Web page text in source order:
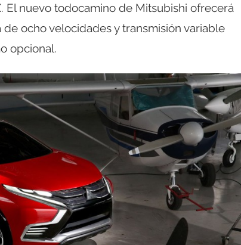
El nuevo todocamino de Mitsubishi ofrecerá
ocho velocidades y transmisión variable
opcional.